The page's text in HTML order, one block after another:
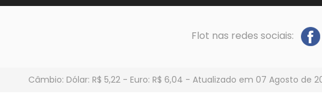
Flot nas redes sociais:
Câmbio: Dólar: R$ 5,22 - Euro: R$ 6,04 - Atualizado em 07 Agosto de